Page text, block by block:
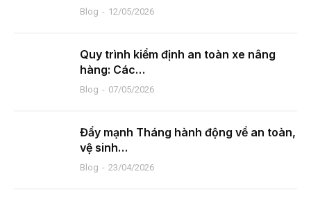
Blog 12/05/2026
Quy trình kiểm định an toàn xe nâng
hàng: Các…
Blog 07/05/2026
Đẩy mạnh Tháng hành động về an toàn,
vệ sinh…
Blog 23/04/2026